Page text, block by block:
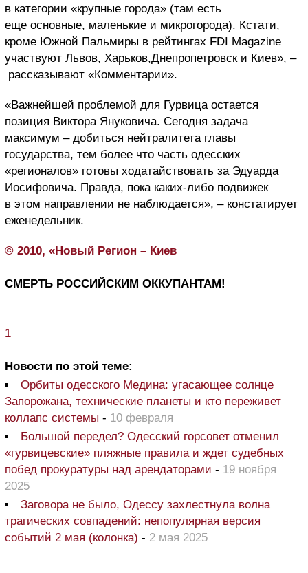
в категории «крупные города» (там есть
еще основные, маленькие и микрогорода). Кстати,
кроме Южной Пальмиры в рейтингах FDI Magazine
участвуют Львов, Харьков,Днепропетровск и Киев», –
рассказывают «Комментарии».
«Важнейшей проблемой для Гурвица остается
позиция Виктора Януковича. Сегодня задача
максимум – добиться нейтралитета главы
государства, тем более что часть одесских
«регионалов» готовы ходатайствовать за Эдуарда
Иосифовича. Правда, пока каких-либо подвижек
в этом направлении не наблюдается», – констатирует
еженедельник.
© 2010, «Новый Регион – Киев
СМЕРТЬ РОССИЙСКИМ ОККУПАНТАМ!
1
Новости по этой теме:
Орбиты одесского Медина: угасающее солнце
Запорожана, технические планеты и кто переживет
коллапс системы - 10 февраля
Большой передел? Одесский горсовет отменил
«гурвицевские» пляжные правила и ждет судебных
побед прокуратуры над арендаторами - 19 ноября
2025
Заговора не было, Одессу захлестнула волна
трагических совпадений: непопулярная версия
событий 2 мая (колонка) - 2 мая 2025